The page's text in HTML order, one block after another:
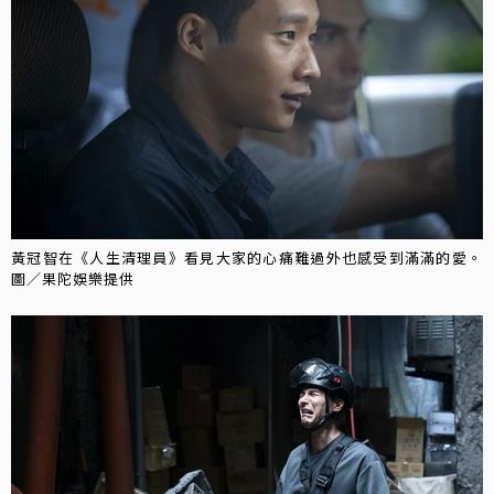
黃冠智在《人生清理員》看見大家的心痛難過外也感受到滿滿的愛。
圖／果陀娛樂提供